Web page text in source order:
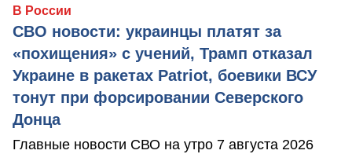
В России
СВО новости: украинцы платят за
«похищения» с учений, Трамп отказал
Украине в ракетах Patriot, боевики ВСУ
тонут при форсировании Северского
Донца
Главные новости СВО на утро 7 августа 2026